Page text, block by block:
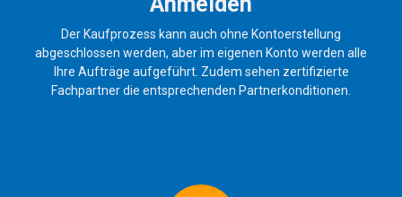
Der Kaufprozess kann auch ohne Kontoerstellung
abgeschlossen werden, aber im eigenen Konto werden alle
Ihre Aufträge aufgeführt. Zudem sehen zertifizierte
Fachpartner die entsprechenden Partnerkonditionen.